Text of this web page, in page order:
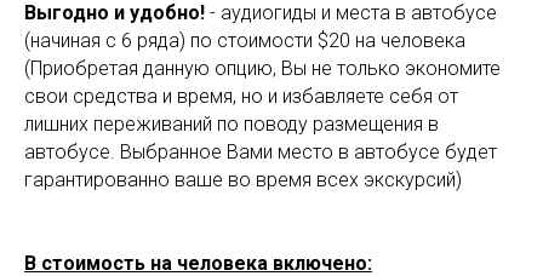
Выгодно и удобно! - аудиогиды и места в автобусе
(начиная с 6 ряда) по стоимости $20 на человека
(Приобретая данную опцию, Вы не только экономите
свои средства и время, но и избавляете себя от
лишних переживаний по поводу размещения в
автобусе. Выбранное Вами место в автобусе будет
гарантированно ваше во время всех экскурсий)
В стоимость на человека включено: